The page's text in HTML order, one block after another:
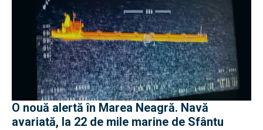
O nouă alertă în Marea Neagră. Navă
avariată, la 22 de mile marine de Sfântu